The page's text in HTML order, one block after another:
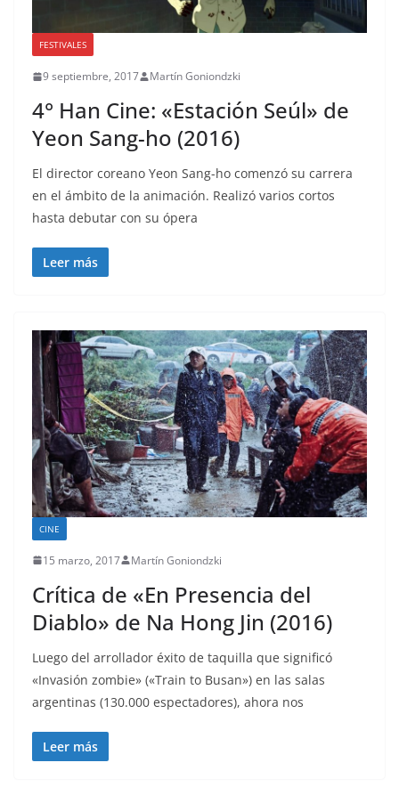
FESTIVALES
9 septiembre, 2017 Martín Goniondzki
4° Han Cine: «Estación Seúl» de
Yeon Sang-ho (2016)
El director coreano Yeon Sang-ho comenzó su carrera
en el ámbito de la animación. Realizó varios cortos
hasta debutar con su ópera
Leer más
CINE
15 marzo, 2017 Martín Goniondzki
Crítica de «En Presencia del
Diablo» de Na Hong Jin (2016)
Luego del arrollador éxito de taquilla que significó
«Invasión zombie» («Train to Busan») en las salas
argentinas (130.000 espectadores), ahora nos
Leer más